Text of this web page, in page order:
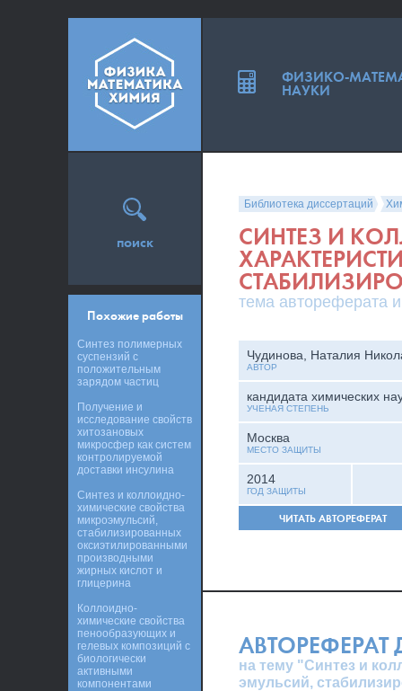
Библиотека диссертаций
СИНТЕЗ И
тема автореферата
Чудинова, Наталия
АВТОР
кандидата химических
УЧЕНАЯ СТЕПЕНЬ
Москва
МЕСТО ЗАЩИТЫ
2014
ГОД ЗАЩИТЫ
ЧИТАТЬ АВТОРЕФЕРАТ
АВТОРЕФЕРАТ
на тему "Синтез и
эмульсий,
поиск
Похожие работы
Синтез полимерных
суспензий с
положительным
зарядом частиц
Получение и
исследование свойств
хитозановых
микросфер как систем
контролируемой
доставки инсулина
Синтез и коллоидно-
химические свойства
микроэмульсий,
стабилизированных
оксиэтилированными
производными
жирных кислот и
глицерина
Коллоидно-
химические свойства
пенообразующих и
гелевых композиций с
биологически
активными
компонентами
ФИЗИКО-
НАУКИ